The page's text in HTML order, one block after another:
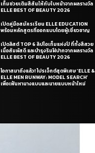
เท็มช่วยเติมสีสันให้กับใบหน้าจากผลรางวัล
ELLE BEST OF BEAUTY 2026
เปิดคู่มือสมัครเรียน ELLE EDUCATION
พร้อมหลักสูตรที่ออกแบบโดยผู้เชี่ยวชาญ
เปิดลิสต์ TOP 6 ลิปไอเท็มแห่งปี ที่ทั้งสีสวย
เนื้อสัมผัสดี และบำรุงริมฝีปากจากผลรางวัล
ELLE BEST OF BEAUTY 2026
โอกาสมาถึงแล้ว! โปรเจ็กต์สุดพิเศษ ‘ELLE &
ELLE MEN RUNWAY: MODEL SEARCH’
เพื่อเฟ้นหานางแบบและนายแบบหน้าใหม่